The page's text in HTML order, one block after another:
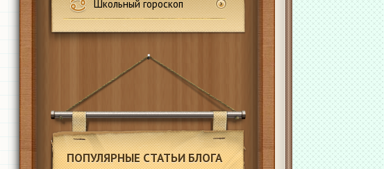
Школьный гороскоп
ПОПУЛЯРНЫЕ СТАТЬИ БЛОГА